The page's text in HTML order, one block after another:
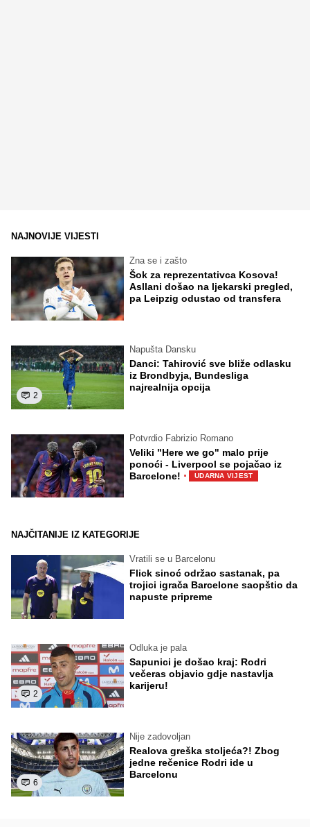
NAJNOVIJE VIJESTI
Zna se i zašto
Šok za reprezentativca Kosova!
Asllani došao na ljekarski pregled,
pa Leipzig odustao od transfera
2
Napušta Dansku
Danci: Tahirović sve bliže odlasku
iz Brondbyja, Bundesliga
najrealnija opcija
Potvrdio Fabrizio Romano
Veliki "Here we go" malo prije
ponoći - Liverpool se pojačao iz
Barcelone! · UDARNA VIJEST
NAJČITANIJE IZ KATEGORIJE
Vratili se u Barcelonu
Flick sinoć održao sastanak, pa
trojici igrača Barcelone saopštio da
napuste pripreme
2
Odluka je pala
Sapunici je došao kraj: Rodri
večeras objavio gdje nastavlja
karijeru!
6
Nije zadovoljan
Realova greška stoljeća?! Zbog
jedne rečenice Rodri ide u
Barcelonu